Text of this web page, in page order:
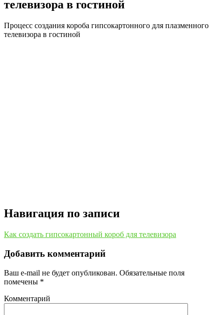
телевизора в гостиной
Процесс создания короба гипсокартонного для плазменного
телевизора в гостиной
Навигация по записи
Как создать гипсокартонный короб для телевизора
Добавить комментарий
Ваш e-mail не будет опубликован. Обязательные поля
помечены *
Комментарий